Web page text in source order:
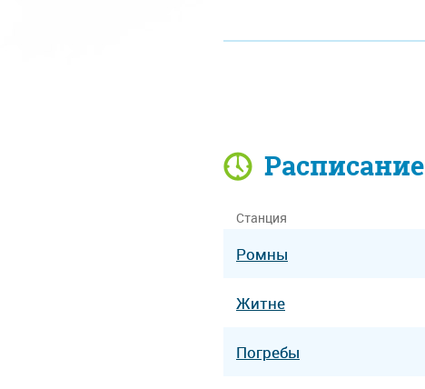
Расписание
Станция
Ромны
Житне
Погребы